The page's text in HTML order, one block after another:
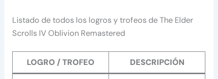
Listado de todos los logros y trofeos de The Elder
Scrolls IV Oblivion Remastered
LOGRO / TROFEO DESCRIPCIÓN